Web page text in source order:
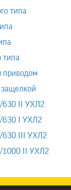
типа
типа
приводом
630 II УХЛ2
630 I УХЛ2
630 III УХЛ2
1000 II УХЛ2